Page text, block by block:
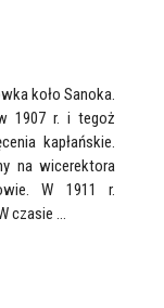
koło Sanoka.
1907 r. i tegoż
kapłańskie.
na wicerektora
W 1911 r.
czasie …